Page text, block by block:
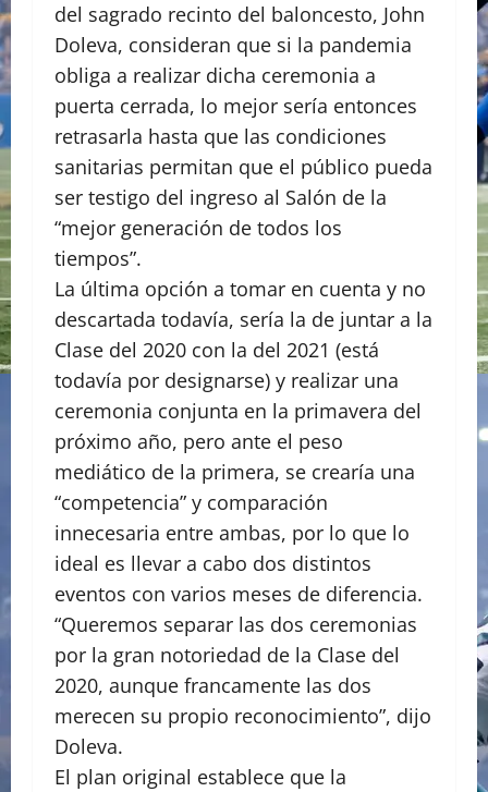
del sagrado recinto del baloncesto, John
Doleva, consideran que si la pandemia
obliga a realizar dicha ceremonia a
puerta cerrada, lo mejor sería entonces
retrasarla hasta que las condiciones
sanitarias permitan que el público pueda
ser testigo del ingreso al Salón de la
“mejor generación de todos los
tiempos”.
La última opción a tomar en cuenta y no
descartada todavía, sería la de juntar a la
Clase del 2020 con la del 2021 (está
todavía por designarse) y realizar una
ceremonia conjunta en la primavera del
próximo año, pero ante el peso
mediático de la primera, se crearía una
“competencia” y comparación
innecesaria entre ambas, por lo que lo
ideal es llevar a cabo dos distintos
eventos con varios meses de diferencia.
“Queremos separar las dos ceremonias
por la gran notoriedad de la Clase del
2020, aunque francamente las dos
merecen su propio reconocimiento”, dijo
Doleva.
El plan original establece que la